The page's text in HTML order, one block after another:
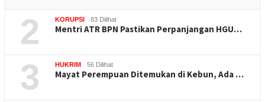
2 KORUPSI 83 Dilihat
Mentri ATR BPN Pastikan Perpanjangan HGU…
3 HUKRIM 56 Dilihat
Mayat Perempuan Ditemukan di Kebun, Ada …